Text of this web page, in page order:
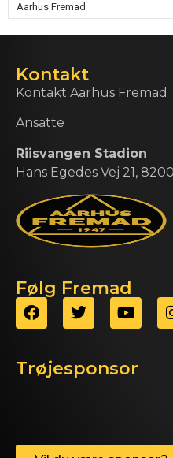
Aarhus Fremad
Kontakt
Kontakt Aarhus Fremad
Ansatte
Riisvangen Stadion
Hans Egedes Vej 21,
Følg Fremad
Trøjesponsor